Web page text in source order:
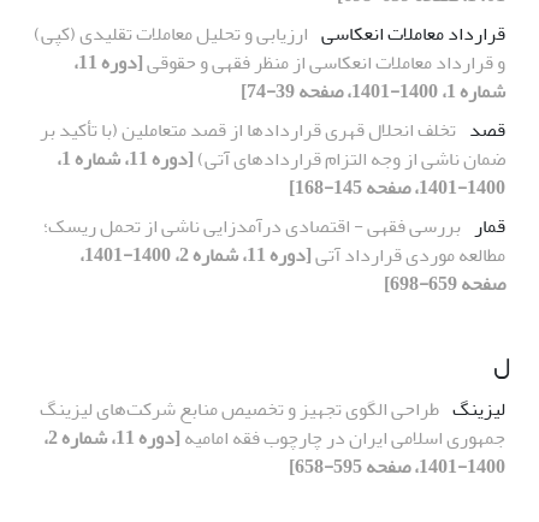
قرارداد معاملات انعکاسی ارزیابی و تحلیل معاملات تقلیدی (کپی)
و قرارداد معاملات انعکاسی از منظر فقهی و حقوقی
[دوره 11،
شماره 1، 1400-1401، صفحه 39-74]
قصد تخلف انحلال قهری قراردادها از قصد متعاملین (با تأکید بر
ضمان ناشی از وجه التزام قراردادهای آتی)
[دوره 11، شماره 1،
1400-1401، صفحه 145-168]
قمار بررسی فقهی - اقتصادی درآمدزایی ناشی از تحمل ریسک؛
مطالعه موردی قرارداد آتی
[دوره 11، شماره 2، 1400-1401،
صفحه 659-698]
ل
لیزینگ طراحی الگوی تجهیز و تخصیص منابع شرکت‌های لیزینگ
جمهوری اسلامی ایران در چارچوب فقه امامیه
[دوره 11، شماره 2،
1400-1401، صفحه 595-658]